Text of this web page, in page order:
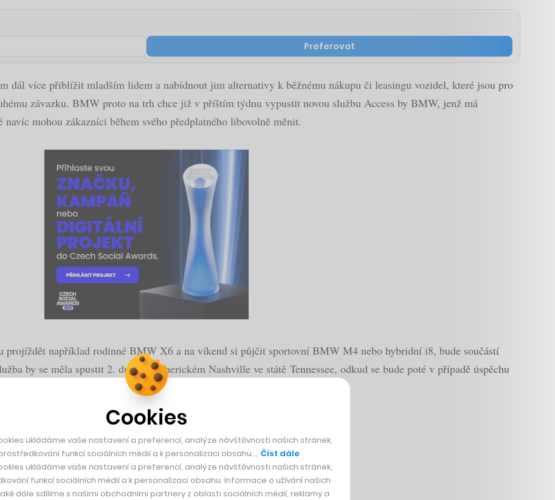
Preferovat
dál více přiblížit mladším lidem a nabídnout jim alternativy k běžnému nákupu či leasingu vozidel, které jsou pro
závazku. BMW proto na trh chce již v příštím týdnu vypustit novou službu Access by BMW, jenž má
mohou zákazníci během svého předplatného libovolně měnit.
projíždět například rodinné BMW X6 a na víkend si půjčit sportovní BMW M4 nebo hybridní i8, bude součástí
by se měla spustit 2. dubna v americkém Nashville ve státě Tennessee, odkud se bude poté v případě úspěchu
prodejen. Kombinuje showroom a výdejnu
Cookies
ukládáme vaše nastavení a preferencí, analýze návštěvnosti našich stránek,
funkcí sociálních médií a k personalizaci obsahu … Číst dále
ukládáme vaše nastavení a preferencí, analýze návštěvnosti našich stránek,
funkcí sociálních médií a k personalizaci obsahu. Informace o užívání našich
dále sdílíme s našimi obchodními partnery z oblasti sociálních médií, reklamy a